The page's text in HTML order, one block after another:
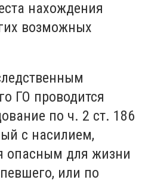
нахождения
возможных
ГО проводится
по ч. 2 ст. 186
с насилием,
опасным для жизни
или по